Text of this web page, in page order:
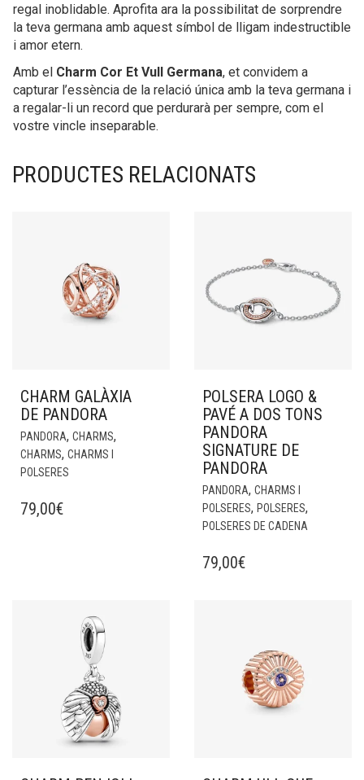
regal inoblidable. Aprofita ara la possibilitat de sorprendre
la teva germana amb aquest símbol de lligam indestructible
i amor etern.
Amb el Charm Cor Et Vull Germana, et convidem a
capturar l’essència de la relació única amb la teva germana i
a regalar-li un record que perdurarà per sempre, com el
vostre vincle inseparable.
PRODUCTES RELACIONATS
CHARM GALÀXIA
DE PANDORA
PANDORA, CHARMS,
CHARMS, CHARMS I
POLSERES
79,00€
POLSERA LOGO &
PAVÉ A DOS TONS
PANDORA
SIGNATURE DE
PANDORA
PANDORA, CHARMS I
POLSERES, POLSERES,
POLSERES DE CADENA
79,00€